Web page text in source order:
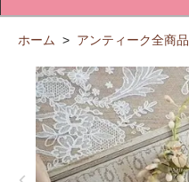
ホーム > アンティーク全商品